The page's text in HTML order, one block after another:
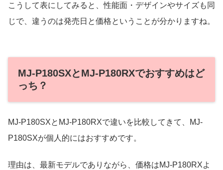
こうして表にしてみると、性能面・デザインやサイズも同
じで、違うのは発売日と価格ということが分かりますね。
MJ-P180SXとMJ-P180RXでおすすめはど
っち？
MJ-P180SXとMJ-P180RXで違いを比較してきて、MJ-
P180SXが個人的にはおすすめです。
理由は、最新モデルでありながら、価格はMJ-P180RXよ